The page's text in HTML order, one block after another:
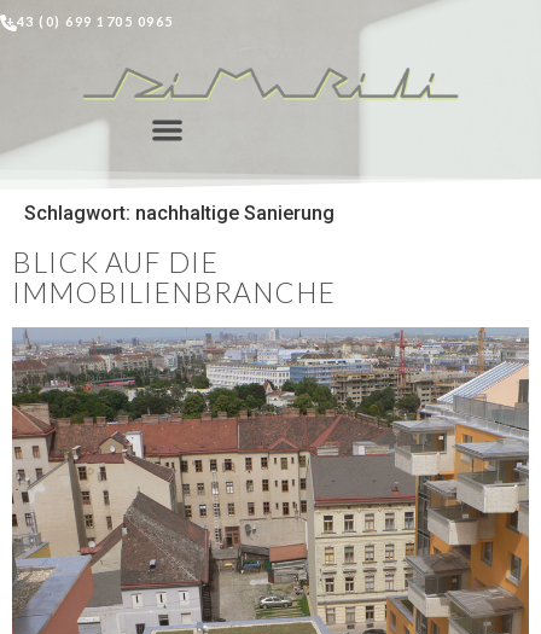
+43 (0) 699 1705 0965
Schlagwort: nachhaltige Sanierung
BLICK AUF DIE
IMMOBILIENBRANCHE